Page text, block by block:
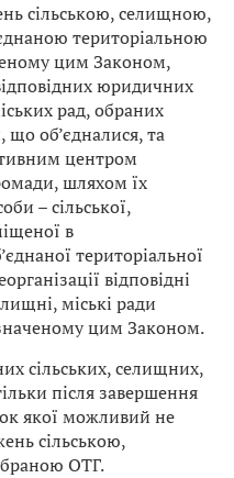
сільською, селищною,
територіальною
цим Законом,
юридичних
рад, обраних
об’єдналися, та
центром
шляхом їх
– сільської,
в
територіальної
відповідні
міські ради
цим Законом.
сільських, селищних,
після завершення
якої можливий не
сільською,
ОТГ.